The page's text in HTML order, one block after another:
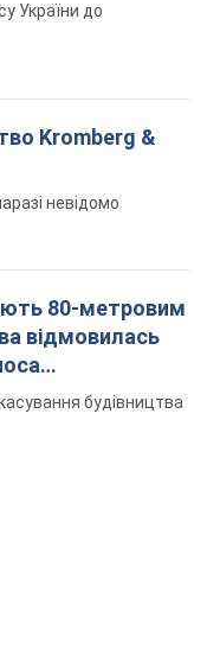
України до
Kromberg &
невідомо
80-метровим
відмовилась
будівництва